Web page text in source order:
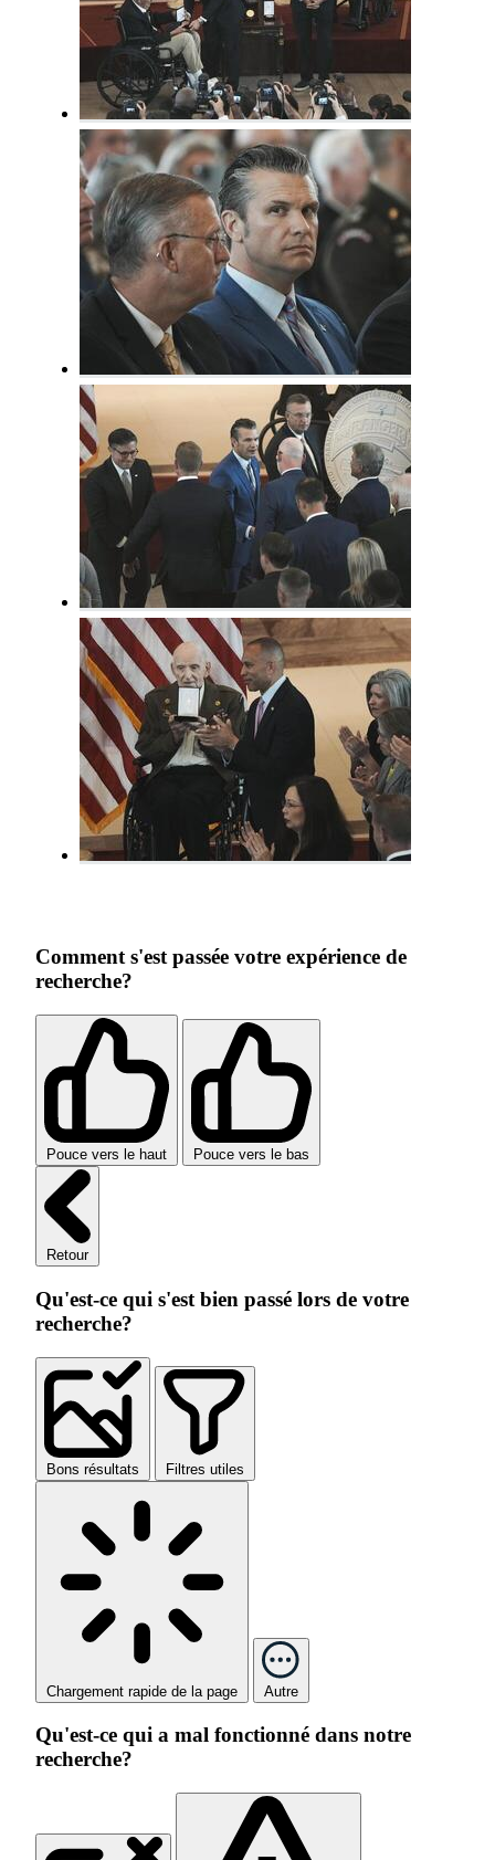
Comment s'est passée votre expérience de
recherche?
Pouce vers le haut Pouce vers le bas
Retour
Qu'est-ce qui s'est bien passé lors de votre
recherche?
Bons résultats Filtres utiles
Chargement rapide de la page Autre
Qu'est-ce qui a mal fonctionné dans notre
recherche?